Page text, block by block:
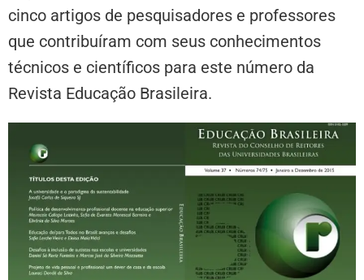
cinco artigos de pesquisadores e professores
que contribuíram com seus conhecimentos
técnicos e científicos para este número da
Revista Educação Brasileira.